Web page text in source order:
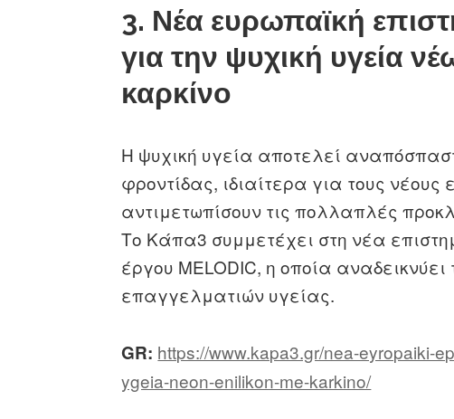
3. Νέα ευρωπαϊκή
για την ψυχική υγεία
καρκίνο
Η ψυχική υγεία αποτελεί
φροντίδας, ιδιαίτερα για τους
αντιμετωπίσουν τις πολλαπλές
Το Κάπα3 συμμετέχει στη νέα
έργου MELODIC, η οποία
επαγγελματιών υγείας.
GR: https://www.kapa3.gr/nea-eyropaiki-
ygeia-neon-enilikon-me-karkino/